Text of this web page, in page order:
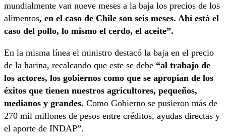
mundialmente van nueve meses a la baja los precios de los
alimentos, en el caso de Chile son seis meses. Ahí está el
caso del pollo, lo mismo el cerdo, el aceite”.
En la misma línea el ministro destacó la baja en el precio
de la harina, recalcando que este se debe “al trabajo de
los actores, los gobiernos como que se apropian de los
éxitos que tienen nuestros agricultores, pequeños,
medianos y grandes. Como Gobierno se pusieron más de
270 mil millones de pesos entre créditos, ayudas directas y
el aporte de INDAP”.